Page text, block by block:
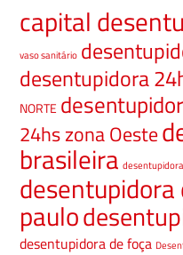
capital
vaso sanitário
desentupidora
NORTE
24hs zona Oeste
brasileira
desentupidora
paulo
desentupidora de foça